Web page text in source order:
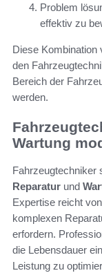
Problem
effektiv zu
Diese Kombination
den
Bereich der
werden.
Wartung
Fahrzeugtechniker
Reparatur und
Expertise reicht
komplexen
erfordern.
die Lebensdauer
Leistung zu